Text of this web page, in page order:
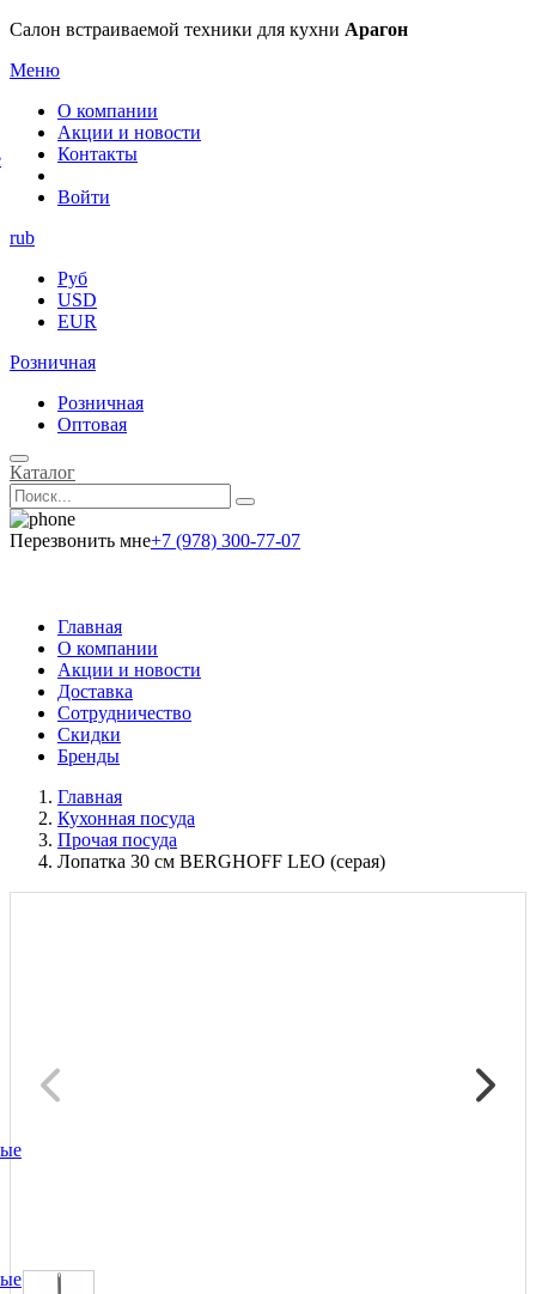
Салон встраиваемой техники для кухни Арагон
Меню
О компании
Акции и новости
Контакты
Войти
rub
Руб
USD
EUR
Розничная
Розничная
Оптовая
Каталог
Перезвонить мне+7 (978) 300-77-07
Главная
О компании
Акции и новости
Доставка
Сотрудничество
Скидки
Бренды
Главная
Кухонная посуда
Прочая посуда
Лопатка 30 см BERGHOFF LEO (серая)